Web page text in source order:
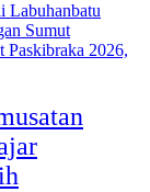
Labuhanbatu
Sumut